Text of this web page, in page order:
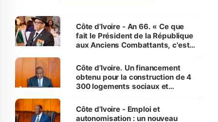
Côte d’Ivoire - An 66. « Ce que
fait le Président de la République
aux Anciens Combattants, c'est
Côte d’Ivoire. Un financement
obtenu pour la construction de 4
300 logements sociaux et
et Yamoussoukro
Côte d’Ivoire - Emploi et
autonomisation : un nouveau